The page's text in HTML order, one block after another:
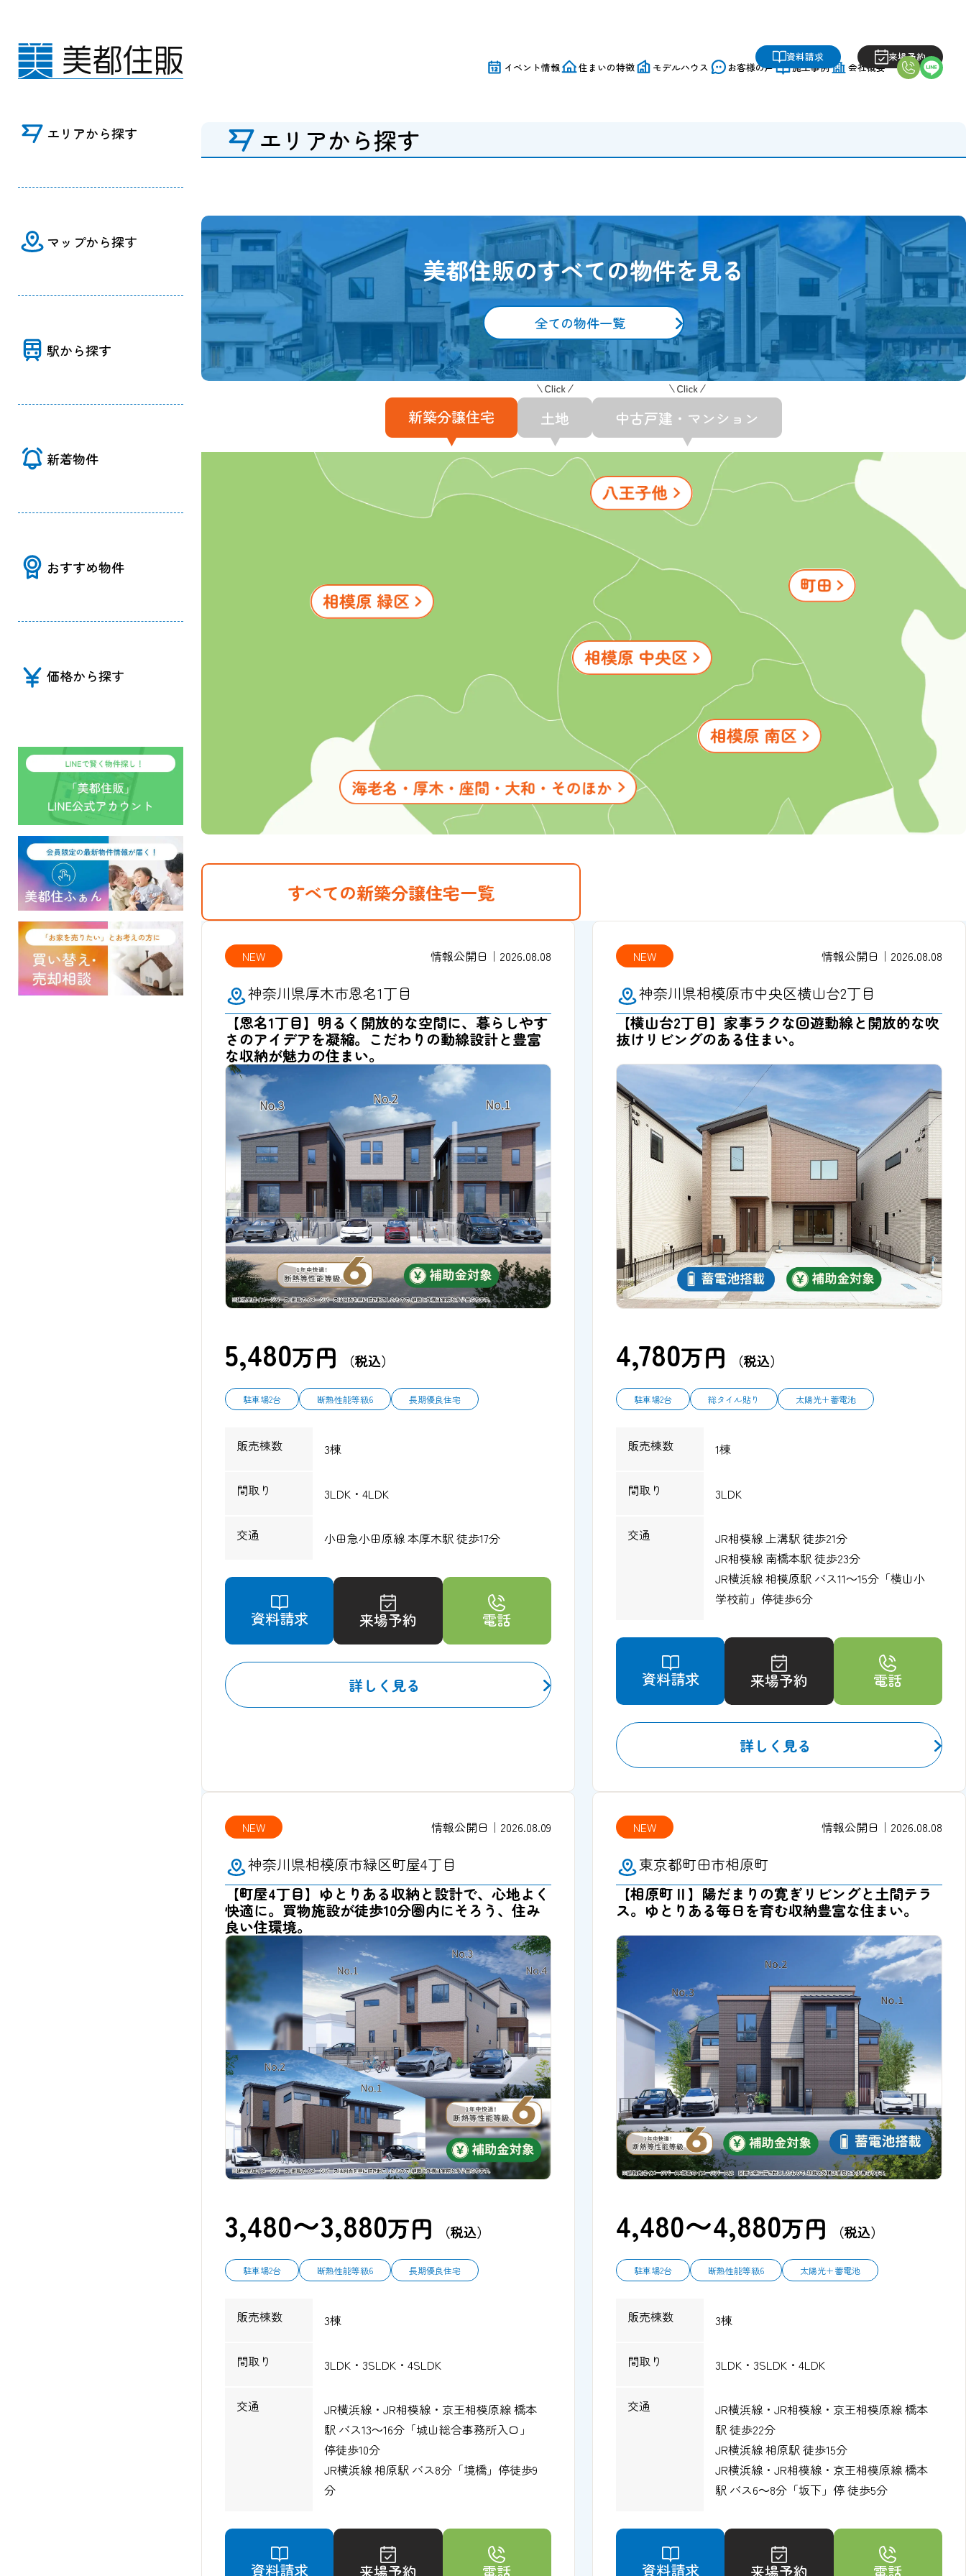
エリアから探す｜神奈川の新築分譲住宅・土地｜美都住販
エリアから探す
マップから探す
駅から探す
新着物件
おすすめ物件
価格から探す
イベント情報 住まいの特徴 モデルハウス お客様の声 施工事例 会社概要
資料請求 来場予約
エリアから探す
美都住販のすべての物件を見る
全ての物件一覧
すべての新築分譲住宅一覧
NEW 情報公開日｜2026.08.08
神奈川県厚木市恩名1丁目
【恩名1丁目】明るく開放的な空間に、暮らしやす
さのアイデアを凝縮。こだわりの動線設計と豊富
な収納が魅力の住まい。
5,480万円 （税込）
駐車場2台 断熱性能等級6 長期優良住宅
販売棟数 3棟
間取り 3LDK・4LDK
交通 小田急小田原線 本厚木駅 徒歩17分
資料請求 来場予約 電話
詳しく見る
NEW 情報公開日｜2026.08.08
神奈川県相模原市中央区横山台2丁目
【横山台2丁目】家事ラクな回遊動線と開放的な吹
抜けリビングのある住まい。
4,780万円 （税込）
駐車場2台 総タイル貼り 太陽光＋蓄電池
販売棟数 1棟
間取り 3LDK
交通
JR相模線 上溝駅 徒歩21分
JR相模線 南橋本駅 徒歩23分
JR横浜線 相模原駅 バス11～15分「横山小
学校前」停徒歩6分
資料請求 来場予約 電話
詳しく見る
NEW 情報公開日｜2026.08.09
神奈川県相模原市緑区町屋4丁目
【町屋4丁目】ゆとりある収納と設計で、心地よく
快適に。買物施設が徒歩10分圏内にそろう、住み
良い住環境。
3,480〜3,880万円 （税込）
駐車場2台 断熱性能等級6 長期優良住宅
販売棟数 3棟
間取り 3LDK・3SLDK・4SLDK
交通
JR横浜線・JR相模線・京王相模原線 橋本
駅 バス13～16分「城山総合事務所入口」
停徒歩10分
JR横浜線 相原駅 バス8分「境橋」停徒歩9
分
資料請求 来場予約 電話
NEW 情報公開日｜2026.08.08
東京都町田市相原町
【相原町Ⅱ】陽だまりの寛ぎリビングと土間テラ
ス。ゆとりある毎日を育む収納豊富な住まい。
4,480〜4,880万円 （税込）
駐車場2台 断熱性能等級6 太陽光＋蓄電池
販売棟数 3棟
間取り 3LDK・3SLDK・4LDK
交通
JR横浜線・JR相模線・京王相模原線 橋本
駅 徒歩22分
JR横浜線 相原駅 徒歩15分
JR横浜線・JR相模線・京王相模原線 橋本
駅 バス6～8分「坂下」停 徒歩5分
資料請求 来場予約 電話